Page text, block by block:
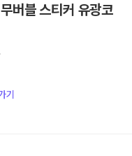
버블 스티커 유광코
기